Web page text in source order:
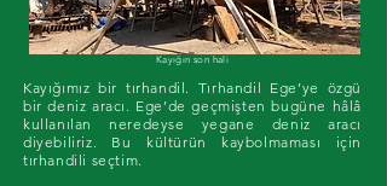
Kayığın son hali
Kayığımız bir tırhandil. Tırhandil Ege’ye özgü
bir deniz aracı. Ege’de geçmişten bugüne hâlâ
kullanılan neredeyse yegane deniz aracı
diyebiliriz. Bu kültürün kaybolmaması için
tırhandili seçtim.